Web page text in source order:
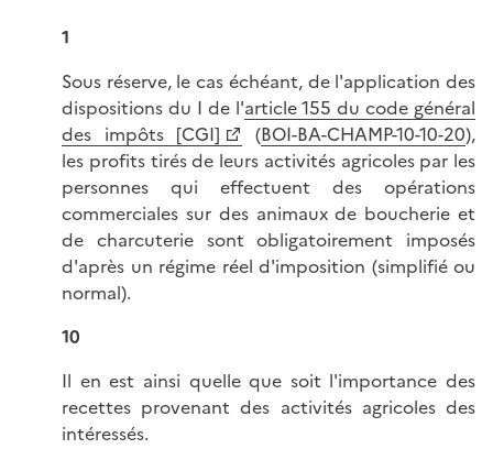
1
Sous réserve, le cas échéant, de l'application des
dispositions du I de l'article 155 du code général
des impôts [CGI]
(BOI-BA-CHAMP-10-10-20),
les profits tirés de leurs activités agricoles par les
personnes qui effectuent des opérations
commerciales sur des animaux de boucherie et
de charcuterie sont obligatoirement imposés
d'après un régime réel d'imposition (simplifié ou
normal).
10
Il en est ainsi quelle que soit l'importance des
recettes provenant des activités agricoles des
intéressés.